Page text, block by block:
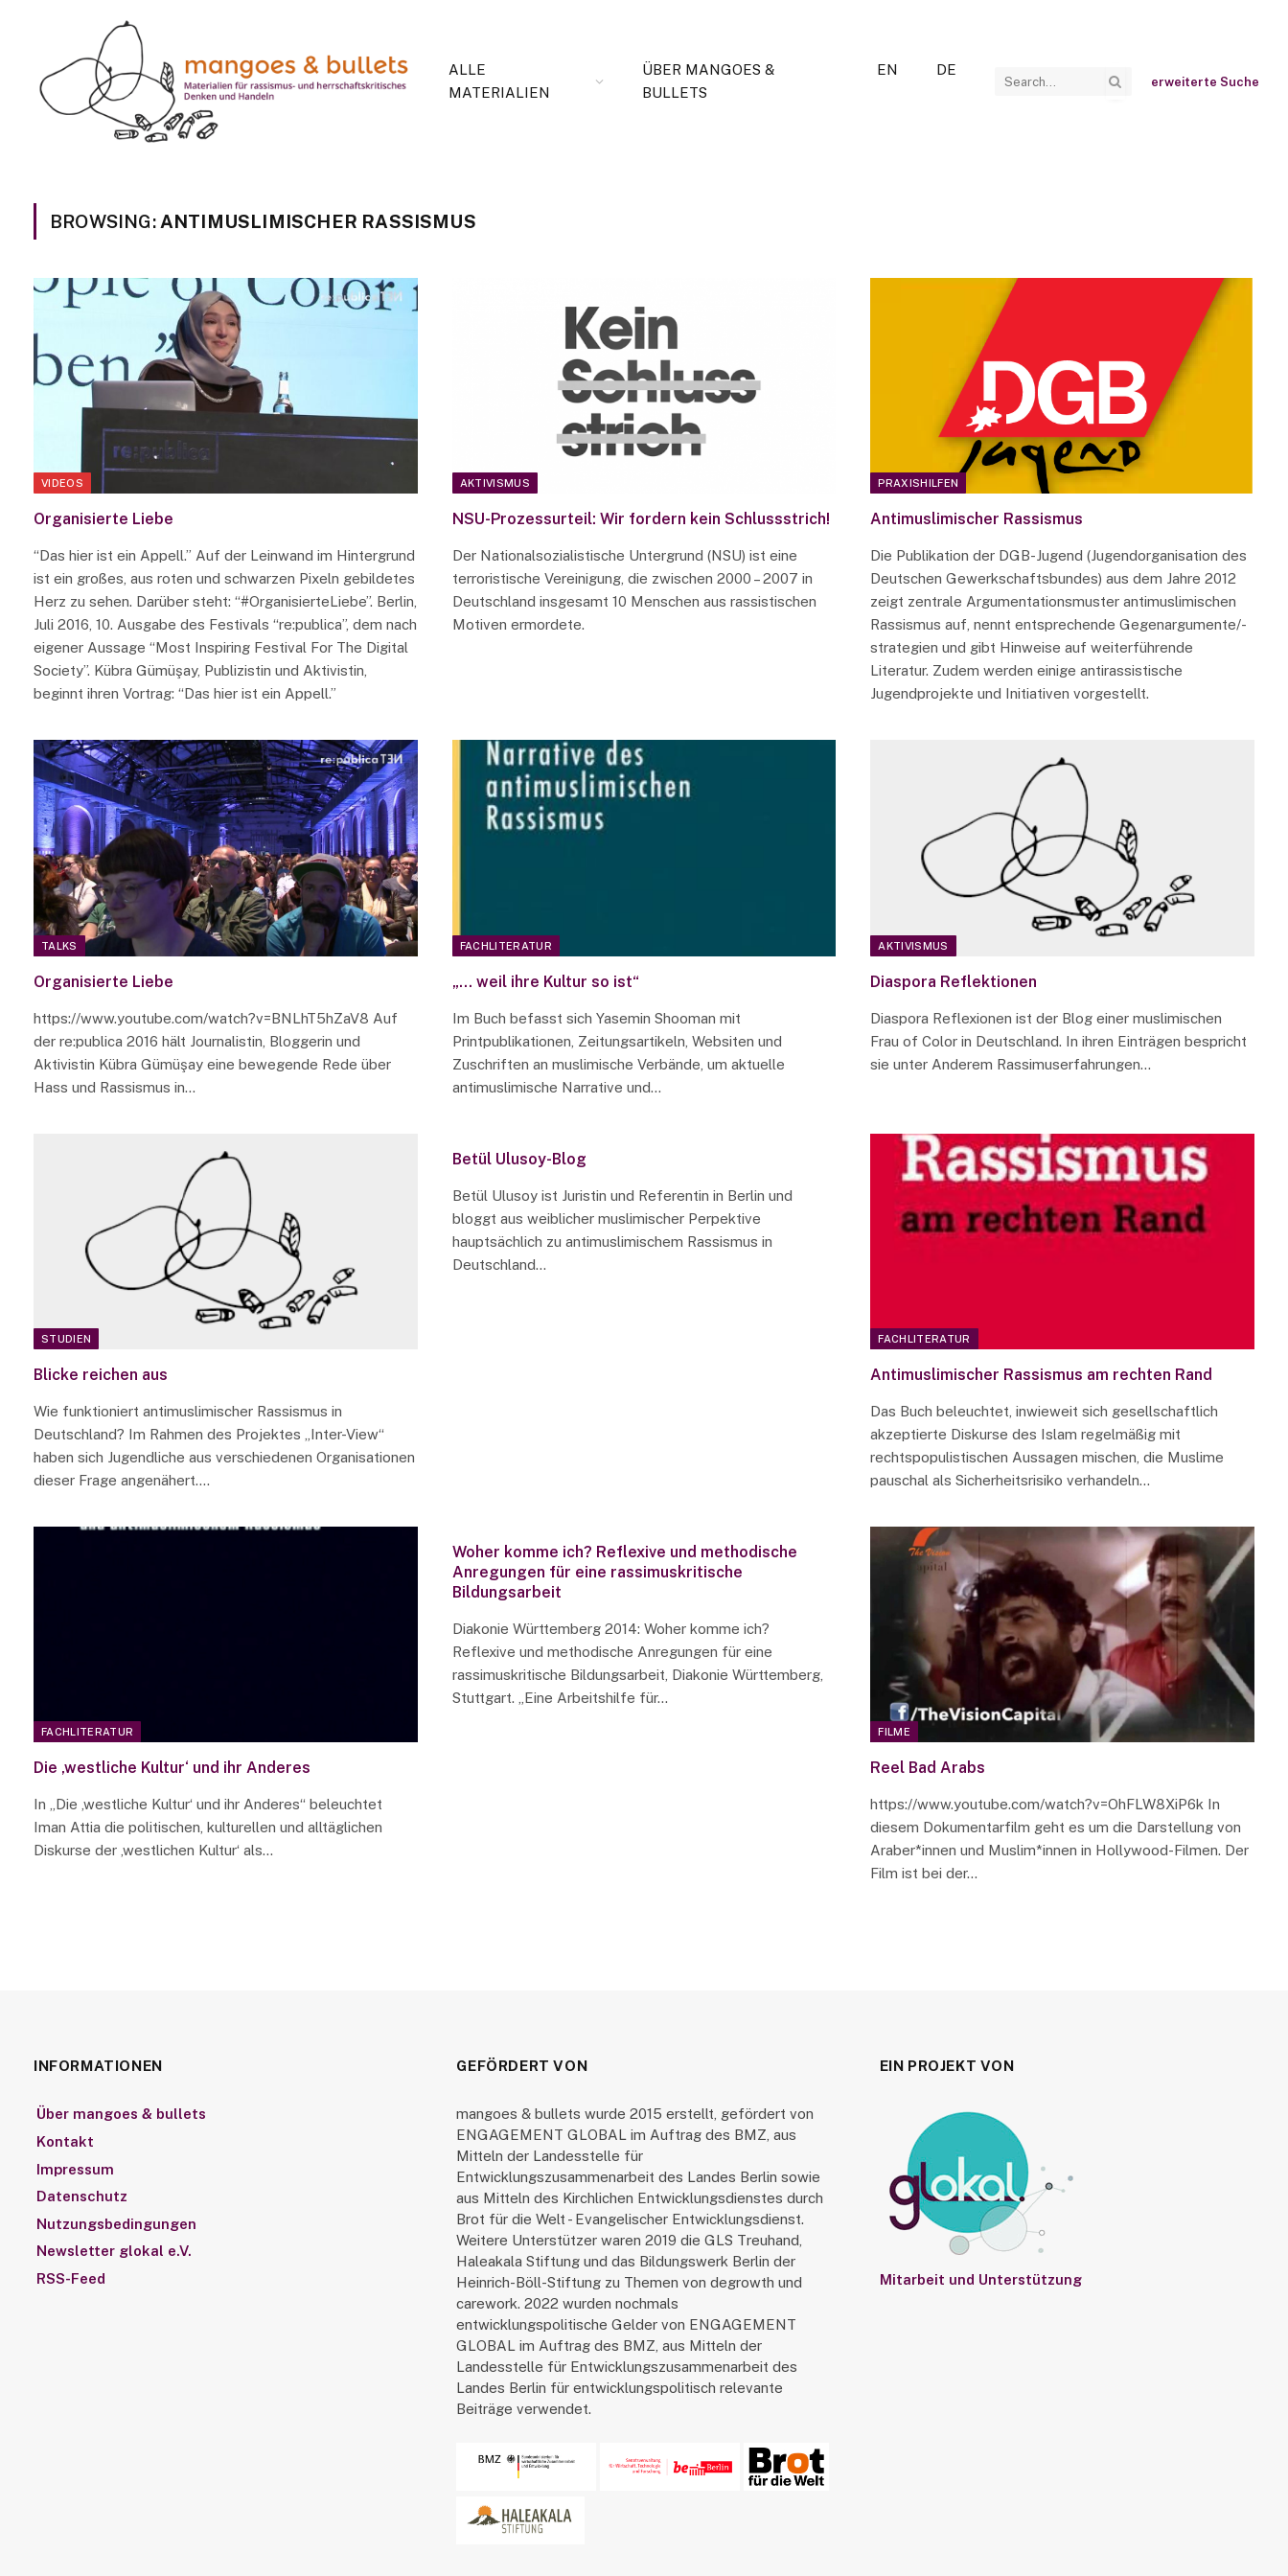
ALLE
MATERIALIEN
ÜBER MANGOES &
BULLETS
EN DE
erweiterte Suche
BROWSING: ANTIMUSLIMISCHER RASSISMUS
VIDEOS
Organisierte Liebe
“Das hier ist ein Appell.” Auf der Leinwand im Hintergrund
ist ein großes, aus roten und schwarzen Pixeln gebildetes
Herz zu sehen. Darüber steht: “#OrganisierteLiebe”. Berlin,
Juli 2016, 10. Ausgabe des Festivals “re:publica”, dem nach
eigener Aussage “Most Inspiring Festival For The Digital
Society”. Kübra Gümüşay, Publizistin und Aktivistin,
beginnt ihren Vortrag: “Das hier ist ein Appell.”
AKTIVISMUS
NSU-Prozessurteil: Wir fordern kein Schlussstrich!
Der Nationalsozialistische Untergrund (NSU) ist eine
terroristische Vereinigung, die zwischen 2000 – 2007 in
Deutschland insgesamt 10 Menschen aus rassistischen
Motiven ermordete.
PRAXISHILFEN
Antimuslimischer Rassismus
Die Publikation der DGB-Jugend (Jugendorganisation des
Deutschen Gewerkschaftsbundes) aus dem Jahre 2012
zeigt zentrale Argumentationsmuster antimuslimischen
Rassismus auf, nennt entsprechende Gegenargumente/-
strategien und gibt Hinweise auf weiterführende
Literatur. Zudem werden einige antirassistische
Jugendprojekte und Initiativen vorgestellt.
TALKS
Organisierte Liebe
https://www.youtube.com/watch?v=BNLhT5hZaV8 Auf
der re:publica 2016 hält Journalistin, Bloggerin und
Aktivistin Kübra Gümüşay eine bewegende Rede über
Hass und Rassismus in…
FACHLITERATUR
„… weil ihre Kultur so ist“
Im Buch befasst sich Yasemin Shooman mit
Printpublikationen, Zeitungsartikeln, Websiten und
Zuschriften an muslimische Verbände, um aktuelle
antimuslimische Narrative und…
AKTIVISMUS
Diaspora Reflektionen
Diaspora Reflexionen ist der Blog einer muslimischen
Frau of Color in Deutschland. In ihren Einträgen bespricht
sie unter Anderem Rassimuserfahrungen…
STUDIEN
Blicke reichen aus
Wie funktioniert antimuslimischer Rassismus in
Deutschland? Im Rahmen des Projektes „Inter-View“
haben sich Jugendliche aus verschiedenen Organisationen
dieser Frage angenähert.…
Betül Ulusoy-Blog
Betül Ulusoy ist Juristin und Referentin in Berlin und
bloggt aus weiblicher muslimischer Perpektive
hauptsächlich zu antimuslimischem Rassismus in
Deutschland…
FACHLITERATUR
Antimuslimischer Rassismus am rechten Rand
Das Buch beleuchtet, inwieweit sich gesellschaftlich
akzeptierte Diskurse des Islam regelmäßig mit
rechtspopulistischen Aussagen mischen, die Muslime
pauschal als Sicherheitsrisiko verhandeln…
FACHLITERATUR
Die ‚westliche Kultur‘ und ihr Anderes
In „Die ‚westliche Kultur‘ und ihr Anderes“ beleuchtet
Iman Attia die politischen, kulturellen und alltäglichen
Diskurse der ‚westlichen Kultur‘ als…
Woher komme ich? Reflexive und methodische
Anregungen für eine rassimuskritische
Bildungsarbeit
Diakonie Württemberg 2014: Woher komme ich?
Reflexive und methodische Anregungen für eine
rassimuskritische Bildungsarbeit, Diakonie Württemberg,
Stuttgart. „Eine Arbeitshilfe für…
FILME
Reel Bad Arabs
https://www.youtube.com/watch?v=OhFLW8XiP6k In
diesem Dokumentarfilm geht es um die Darstellung von
Araber*innen und Muslim*innen in Hollywood-Filmen. Der
Film ist bei der…
INFORMATIONEN
Über mangoes & bullets
Kontakt
Impressum
Datenschutz
Nutzungsbedingungen
Newsletter glokal e.V.
RSS-Feed
GEFÖRDERT VON
mangoes & bullets wurde 2015 erstellt, gefördert von
ENGAGEMENT GLOBAL im Auftrag des BMZ, aus
Mitteln der Landesstelle für
Entwicklungszusammenarbeit des Landes Berlin sowie
aus Mitteln des Kirchlichen Entwicklungsdienstes durch
Brot für die Welt - Evangelischer Entwicklungsdienst.
Weitere Unterstützer waren 2019 die GLS Treuhand,
Haleakala Stiftung und das Bildungswerk Berlin der
Heinrich-Böll-Stiftung zu Themen von degrowth und
carework. 2022 wurden nochmals
entwicklungspolitische Gelder von ENGAGEMENT
GLOBAL im Auftrag des BMZ, aus Mitteln der
Landesstelle für Entwicklungszusammenarbeit des
Landes Berlin für entwicklungspolitisch relevante
Beiträge verwendet.
EIN PROJEKT VON
Mitarbeit und Unterstützung